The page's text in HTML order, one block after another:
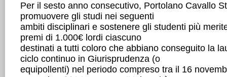
Per il sesto anno consecutivo, Portolano Cavallo
promuovere gli studi nei seguenti
ambiti disciplinari e sostenere gli studenti più
premi di 1.000€ lordi ciascuno
destinati a tutti coloro che abbiano conseguito la
ciclo continuo in Giurisprudenza (o
equipollenti) nel periodo compreso tra il 16